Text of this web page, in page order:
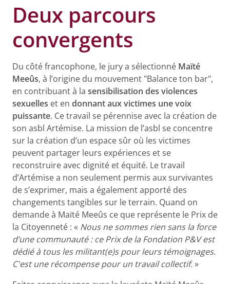
Deux parcours
convergents
Du côté francophone, le jury a sélectionné Maïté
Meeûs, à l’origine du mouvement "Balance ton bar",
en contribuant à la sensibilisation des violences
sexuelles et en donnant aux victimes une voix
puissante. Ce travail se pérennise avec la création de
son asbl Artémise. La mission de l’asbl se concentre
sur la création d’un espace sûr où les victimes
peuvent partager leurs expériences et se
reconstruire avec dignité et équité. Le travail
d’Artémise a non seulement permis aux survivantes
de s’exprimer, mais a également apporté des
changements tangibles sur le terrain. Quand on
demande à Maïté Meeûs ce que représente le Prix de
la Citoyenneté : « Nous ne sommes rien sans la force
d’une communauté : ce Prix de la Fondation P&V est
dédié à tous les militant(e)s pour leurs témoignages.
C'est une récompense pour un travail collectif.»